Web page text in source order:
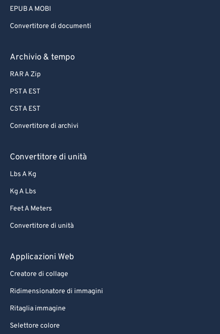
EPUB A MOBI
Convertitore di documenti
Archivio & tempo
RAR A Zip
PST A EST
CST A EST
Convertitore di archivi
Convertitore di unità
Lbs A Kg
Kg A Lbs
Feet A Meters
Convertitore di unità
Applicazioni Web
Creatore di collage
Ridimensionatore di immagini
Ritaglia immagine
Selettore colore